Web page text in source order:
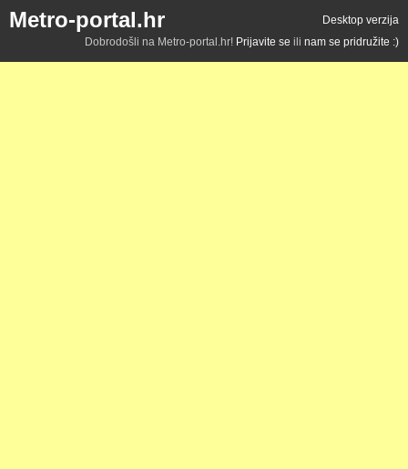
Metro-portal.hr
Desktop verzija
Dobrodošli na Metro-portal.hr! Prijavite se ili nam se pridružite :)